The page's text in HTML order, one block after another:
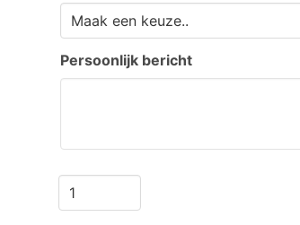
Persoonlijk bericht
Party
Porcelain
Goud